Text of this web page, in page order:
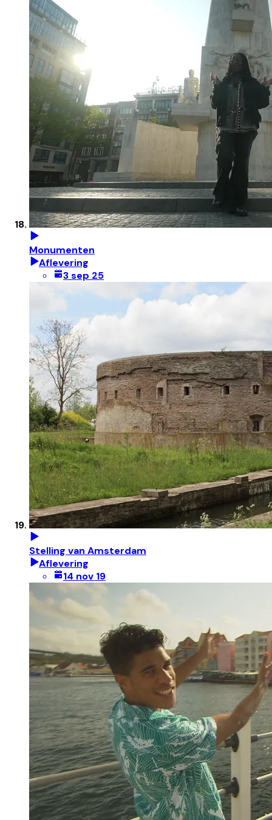
Monumenten
Aflevering
3 sep 25
Stelling van Amsterdam
Aflevering
14 nov 19